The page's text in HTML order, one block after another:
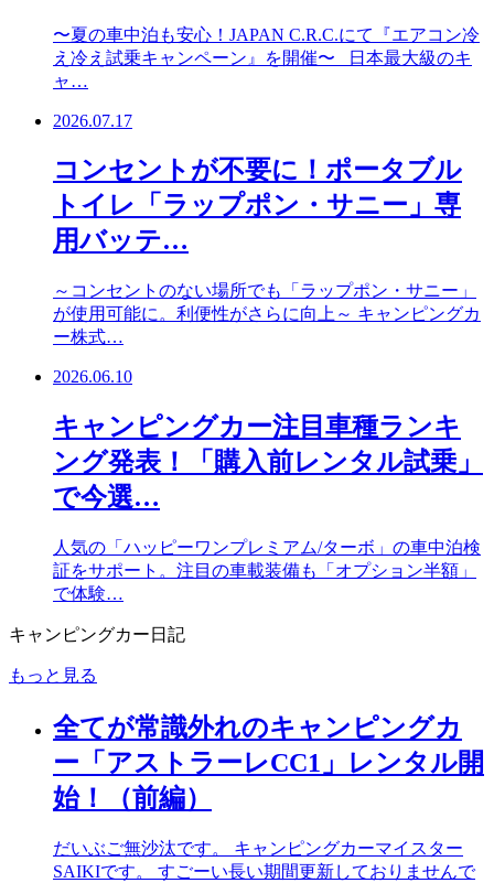
〜夏の車中泊も安心！JAPAN C.R.C.にて『エアコン冷
え冷え試乗キャンペーン』を開催〜 日本最大級のキ
ャ…
2026.07.17
コンセントが不要に！ポータブル
トイレ「ラップポン・サニー」専
用バッテ…
～コンセントのない場所でも「ラップポン・サニー」
が使用可能に。利便性がさらに向上～ キャンピングカ
ー株式…
2026.06.10
キャンピングカー注目車種ランキ
ング発表！「購入前レンタル試乗」
で今選…
人気の「ハッピーワンプレミアム/ターボ」の車中泊検
証をサポート。注目の車載装備も「オプション半額」
で体験…
キャンピングカー日記
もっと見る
全てが常識外れのキャンピングカ
ー「アストラーレCC1」レンタル開
始！（前編）
だいぶご無沙汰です。 キャンピングカーマイスター
SAIKIです。 すごーい長い期間更新しておりませんで